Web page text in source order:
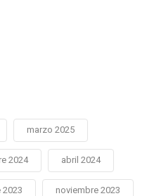
marzo 2025
2024 abril 2024
noviembre 2023